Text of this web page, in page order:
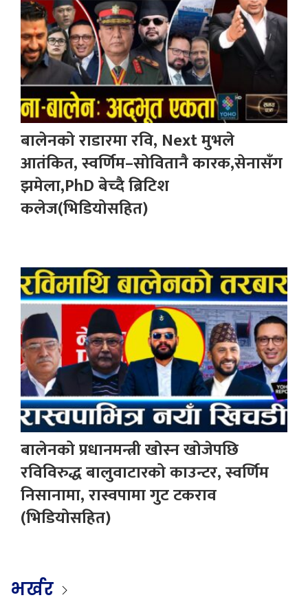
बालेनको राडारमा रवि, Next मुभले
आतंकित, स्वर्णिम–सोवितानै कारक,सेनासँग
झमेला,PhD बेच्दै ब्रिटिश
कलेज(भिडियोसहित)
बालेनको प्रधानमन्त्री खोस्न खोजेपछि
रविविरुद्ध बालुवाटारको काउन्टर, स्वर्णिम
निसानामा, रास्वपामा गुट टकराव
(भिडियोसहित)
भर्खर